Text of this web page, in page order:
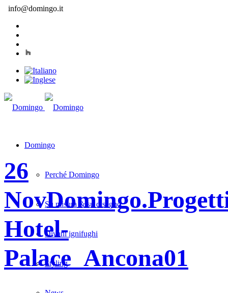
info@domingo.it
Domingo
Perché Domingo
Su misura & su disegno
Divani ignifughi
Styling
26
Nov
Hotel-
Palace_Ancona01